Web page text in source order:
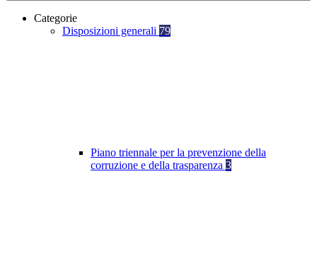
Categorie
Disposizioni generali 79
Piano triennale per la prevenzione della
corruzione e della trasparenza 3